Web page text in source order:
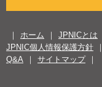
ホーム JPNICとは
JPNIC個人情報保護方針
Q&A
サイトマップ